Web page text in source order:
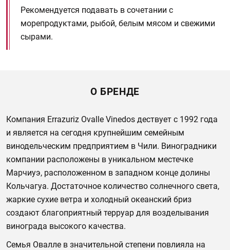
Рекомендуется подавать в сочетании с
морепродуктами, рыбой, белым мясом и свежими
сырами.
О БРЕНДЕ
Компания Errazuriz Ovalle Vinedos дествует с 1992 года
и является на сегодня крупнейшим семейным
винодельческим предприятием в Чили. Виноградники
компании расположены в уникальном местечке
Марчиуэ, расположенном в западном конце долины
Кольчагуа. Достаточное количество солнечного света,
жаркие сухие ветра и холодный океанский бриз
создают благоприятный терруар для возделывания
винограда высокого качества.
Семья Овалле в значительной степени повлияла на